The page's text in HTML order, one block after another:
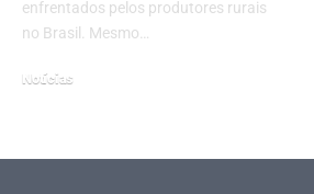
enfrentados pelos produtores rurais
no Brasil. Mesmo…
Notícias